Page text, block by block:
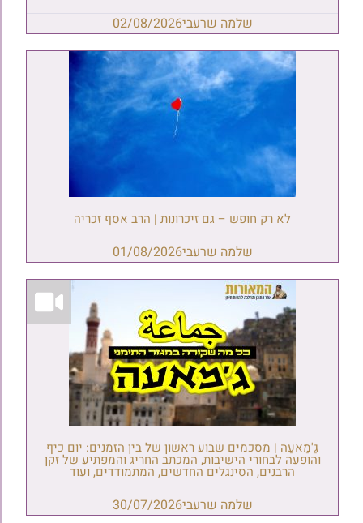
שלמה שרעבי02/08/2026
לא רק חופש – גם זיכרונות | הרב אסף זכריה
שלמה שרעבי01/08/2026
גַ'מַאעַה | מסכמים שבוע ראשון של בין הזמנים: יום כיף
והופעה לבחורי הישיבות, המכתב החריג והמפתיע של זקן
הרבנים, הסינגלים החדשים, המתמודדים, ועוד
שלמה שרעבי30/07/2026